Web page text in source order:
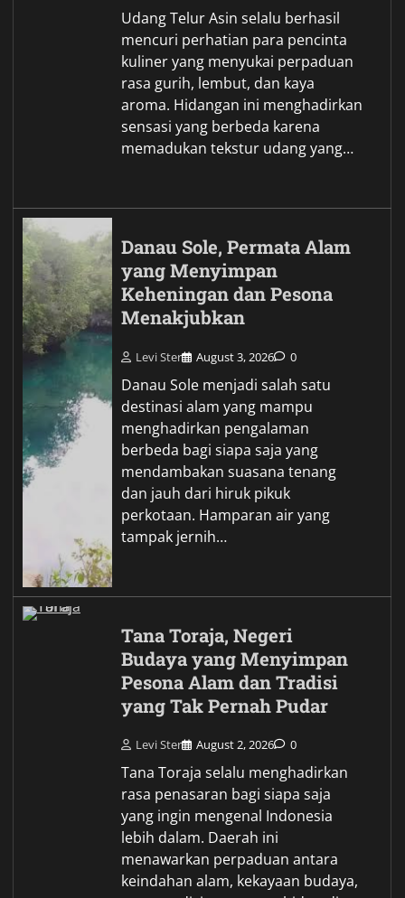
Udang Telur Asin selalu berhasil
mencuri perhatian para pencinta
kuliner yang menyukai perpaduan
rasa gurih, lembut, dan kaya
aroma. Hidangan ini menghadirkan
sensasi yang berbeda karena
memadukan tekstur udang yang…
Danau Sole, Permata Alam
yang Menyimpan
Keheningan dan Pesona
Menakjubkan
Levi Ster August 3, 2026 0
Danau Sole menjadi salah satu
destinasi alam yang mampu
menghadirkan pengalaman
berbeda bagi siapa saja yang
mendambakan suasana tenang
dan jauh dari hiruk pikuk
perkotaan. Hamparan air yang
tampak jernih…
Tana Toraja, Negeri
Budaya yang Menyimpan
Pesona Alam dan Tradisi
yang Tak Pernah Pudar
Levi Ster August 2, 2026 0
Tana Toraja selalu menghadirkan
rasa penasaran bagi siapa saja
yang ingin mengenal Indonesia
lebih dalam. Daerah ini
menawarkan perpaduan antara
keindahan alam, kekayaan budaya,